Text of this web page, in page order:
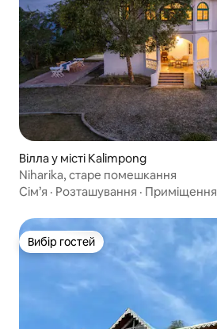
Вілла у місті Kalimpong
Niharika, старе помешкання
Сім’я · Розташування · Приміщення
Вибір гостей
Вибір гостей